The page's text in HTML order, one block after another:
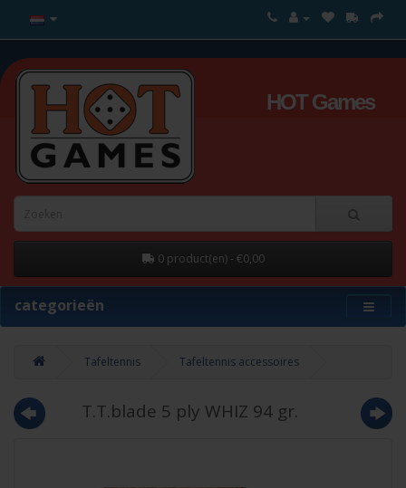
HOT Games
0 product(en) - €0,00
categorieën
Tafeltennis Tafeltennis accessoires
T.T.blade 5 ply WHIZ 94 gr.